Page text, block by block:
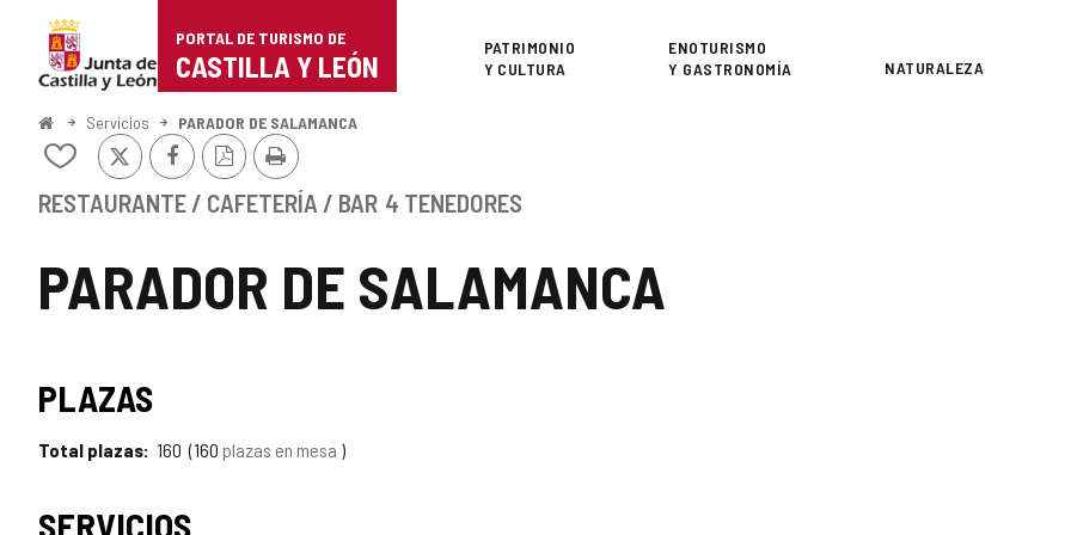
Portal
de
Turismo
Castilla
León
PORTAL DE TURISMO DE
CASTILLA Y LEÓN
Superior
PATRIMONIO
Y CULTURA
ENOTURISMO
Y GASTRONOMÍA
NATURALEZA
InicioServicios PARADOR DE SALAMANCA
PARADOR DE SALAMANCA
Añadir/quitar
mis
X FacebookVersión
PDF
Imprimir
RESTAURANTE / CAFETERÍA / BAR 4 TENEDORES
PLAZAS
Total plazas 160 160 plazas en mesa
SERVICIOS